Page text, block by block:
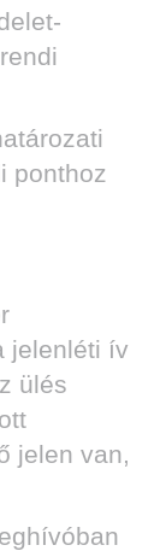
ponthoz
jelenléti ív
ülés
jelen van,